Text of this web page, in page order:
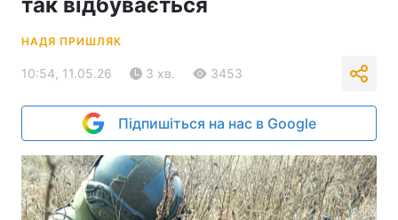
НАДЯ ПРИШЛЯК
10:54, 11.05.26 3 хв. 3453
Підпишіться на нас в Google